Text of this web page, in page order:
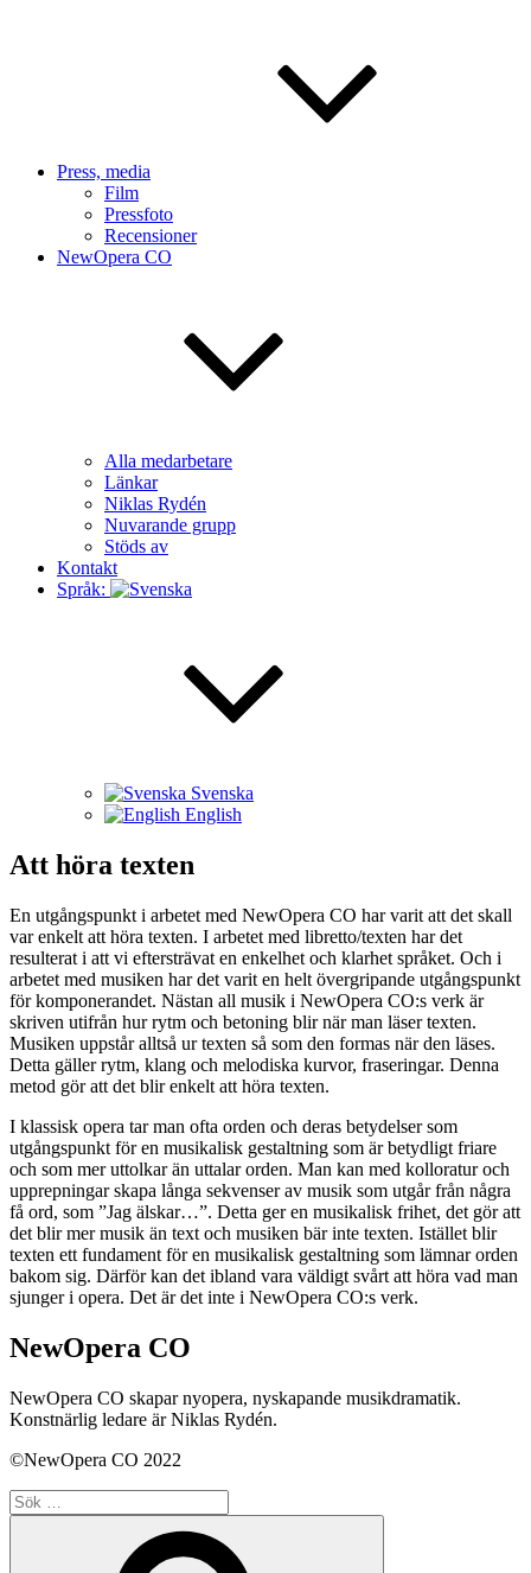
Press, media
Film
Pressfoto
Recensioner
NewOpera CO
Alla medarbetare
Länkar
Niklas Rydén
Nuvarande grupp
Stöds av
Kontakt
Språk:
Svenska
English
Att höra texten
En utgångspunkt i arbetet med NewOpera CO har varit att det skall
var enkelt att höra texten. I arbetet med libretto/texten har det
resulterat i att vi eftersträvat en enkelhet och klarhet språket. Och i
arbetet med musiken har det varit en helt övergripande utgångspunkt
för komponerandet. Nästan all musik i NewOpera CO:s verk är
skriven utifrån hur rytm och betoning blir när man läser texten.
Musiken uppstår alltså ur texten så som den formas när den läses.
Detta gäller rytm, klang och melodiska kurvor, fraseringar. Denna
metod gör att det blir enkelt att höra texten.
I klassisk opera tar man ofta orden och deras betydelser som
utgångspunkt för en musikalisk gestaltning som är betydligt friare
och som mer uttolkar än uttalar orden. Man kan med kolloratur och
upprepningar skapa långa sekvenser av musik som utgår från några
få ord, som ”Jag älskar…”. Detta ger en musikalisk frihet, det gör att
det blir mer musik än text och musiken bär inte texten. Istället blir
texten ett fundament för en musikalisk gestaltning som lämnar orden
bakom sig. Därför kan det ibland vara väldigt svårt att höra vad man
sjunger i opera. Det är det inte i NewOpera CO:s verk.
NewOpera CO
NewOpera CO skapar nyopera, nyskapande musikdramatik.
Konstnärlig ledare är Niklas Rydén.
©NewOpera CO 2022
Sök
efter: